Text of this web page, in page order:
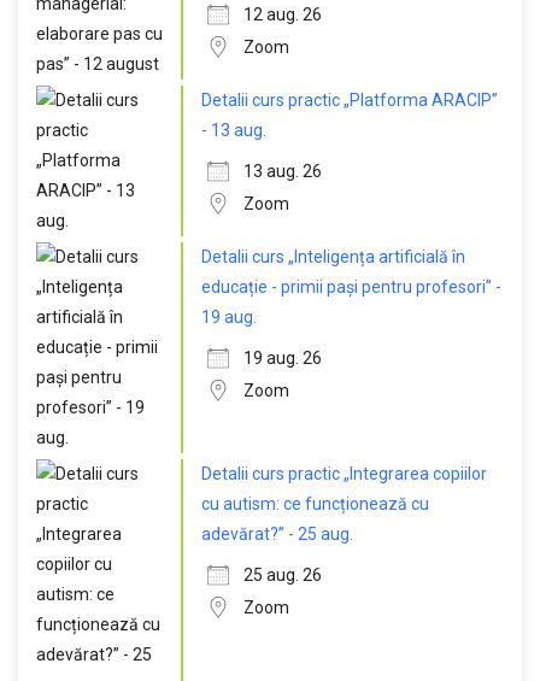
12 aug. 26
Zoom
Detalii curs practic „Platforma ARACIP”
- 13 aug.
13 aug. 26
Zoom
Detalii curs „Inteligența artificială în
educație - primii pași pentru profesori” -
19 aug.
19 aug. 26
Zoom
Detalii curs practic „Integrarea copiilor
cu autism: ce funcționează cu
adevărat?” - 25 aug.
25 aug. 26
Zoom